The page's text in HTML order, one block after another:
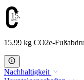
15.99
15.99 kg CO2e-
Nachhaltigkeit